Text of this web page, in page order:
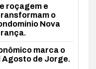
roçagem e
o
Nova
marca o
Agosto de Jorge.